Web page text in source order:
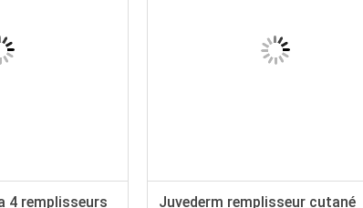
4 remplisseurs
Juvederm remplisseur cutané